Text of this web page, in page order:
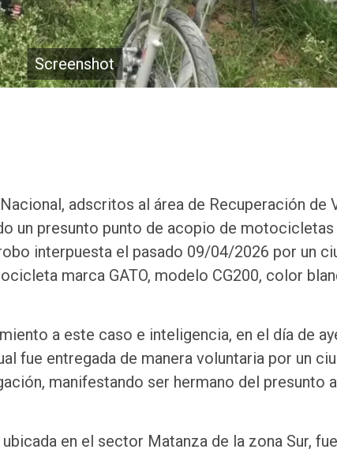
Screenshot
adscritos al área de Recuperación de
un presunto punto de acopio de motocicletas
interpuesta el pasado 09/04/2026 por un
marca GATO, modelo CG200, color
a este caso e inteligencia, en el día de
fue entregada de manera voluntaria por un
manifestando ser hermano del presunto
en el sector Matanza de la zona Sur,